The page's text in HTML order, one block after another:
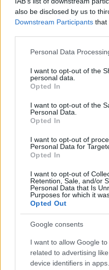
also be disclosed by us to
Downstream Participants that
Please note that this
not limited to your visit or
grant or deny consent to
use your data for below
consent section.
Personal Data
I want to opt-out of the
personal data.
Opted In
I want to opt-out of the
Personal Data.
Opted In
I want to opt-out of
Personal Data for
Opted In
I want to opt-out of
Retention, Sale, and/or
Personal Data that Is
Purposes for which it
Opted Out
Google consents
I want to allow Google
related to advertising
device identifiers in apps.
ÖRÖMHÍR: TÍZ ÉVE
Júliusban mindössze 1,2
már csökkent.